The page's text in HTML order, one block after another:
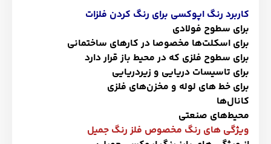
کاربرد رنگ اپوکسی برای رنگ کردن فلزات
برای سطوح فولادی
برای اسکلت‌ها مخصوصا در کارهای ساختمانی
برای سطوح فلزی که در محیط باز قرار دارد
برای تاسیسات دریایی و زیردریایی
برای خط های لوله و مخزن‌های فلزی
کانال‌ها
محیط‌های صنعتی
ویژگی های رنگ مخصوص فلز رنگ جمیل